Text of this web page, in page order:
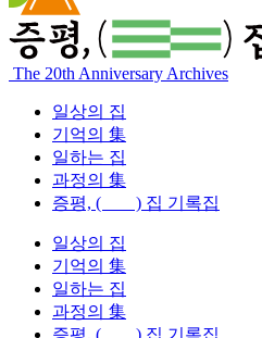
The 20th Anniversary Archives
일상의 집
기억의 集
일하는 집
과정의 集
증평, ( ) 집 기록집
일상의 집
기억의 集
일하는 집
과정의 集
증평, ( ) 집 기록집